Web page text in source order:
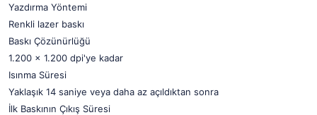
Yazdırma Yöntemi
Renkli lazer baskı
Baskı Çözünürlüğü
1.200 x 1.200 dpi'ye kadar
Isınma Süresi
Yaklaşık 14 saniye veya daha az açıldıktan sonra
İlk Baskının Çıkış Süresi